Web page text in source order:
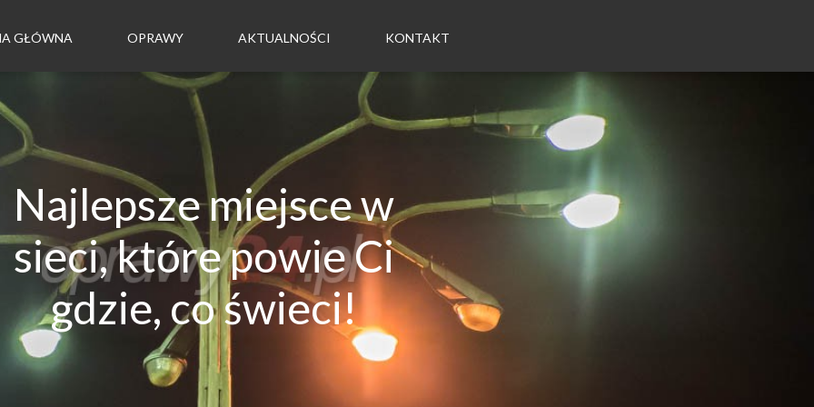
GŁÓWNA OPRAWY AKTUALNOŚCI KONTAKT
Najlepsze miejsce w
sieci, które powie Ci
gdzie, co świeci!